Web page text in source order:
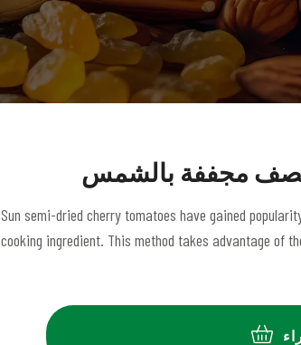
مجففة بالشمس
Sun semi-dried cherry tomatoes have gained
cooking ingredient. This method takes advantage of